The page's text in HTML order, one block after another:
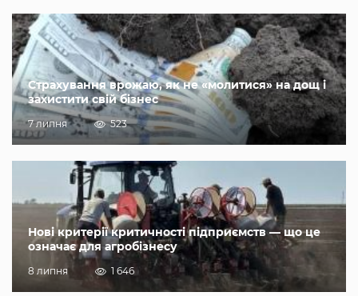
Страхування врожаю, як не «молитися» на дощ і
захистити свій бізнес
7 липня 523
Нові критерії критичності підприємств — що це
означає для агробізнесу
8 липня 1 646